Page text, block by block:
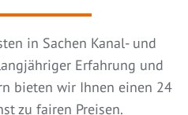
in Sachen Kanal- und
Erfahrung und
bieten wir Ihnen einen 24
zu fairen Preisen.